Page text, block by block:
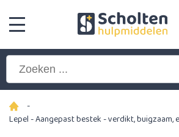
-
Lepel - Aangepast bestek - verdikt, buigzaam,